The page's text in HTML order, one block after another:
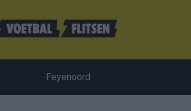
Feyenoord